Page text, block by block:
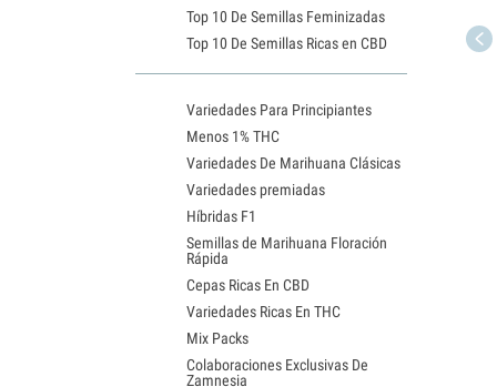
Top 10 De Semillas Feminizadas
Top 10 De Semillas Ricas en CBD
Variedades Para Principiantes
Menos 1% THC
Variedades De Marihuana Clásicas
Variedades premiadas
Híbridas F1
Semillas de Marihuana Floración
Rápida
Cepas Ricas En CBD
Variedades Ricas En THC
Mix Packs
Colaboraciones Exclusivas De
Zamnesia